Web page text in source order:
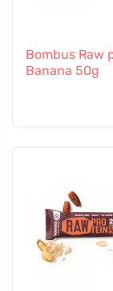
Bombus Raw
Banana 50g